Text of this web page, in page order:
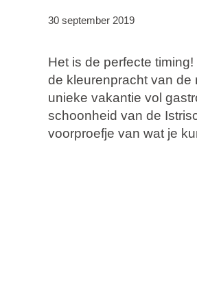
30 september 2019
Het is de perfecte
de kleurenpracht van de
unieke vakantie vol
schoonheid van de
voorproefje van wat je